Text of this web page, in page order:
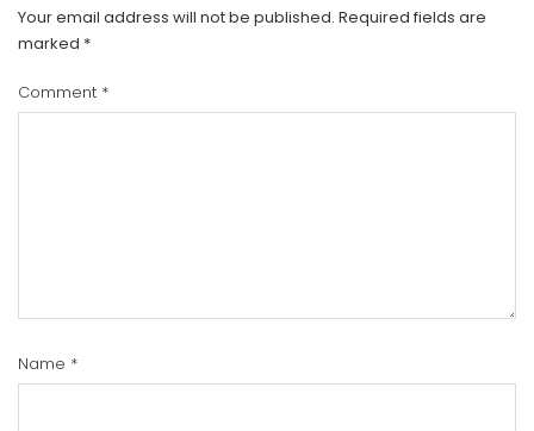
Your email address will not be published. Required fields are
marked *
Comment *
Name *